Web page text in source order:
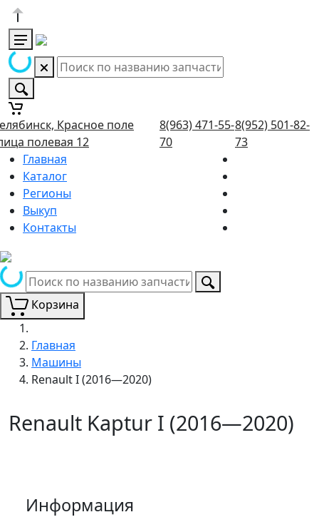
Красное поле
полевая 12
8(963) 471-55-
70
8(952) 501-82-
73
Главная
Каталог
Регионы
Выкуп
Контакты
Корзина
Главная
Машины
Renault I (2016—2020)
Renault Kaptur I (2016—2020)
Информация